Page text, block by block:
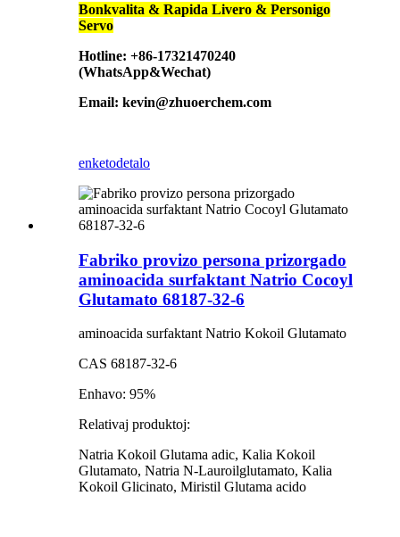
Bonkvalita & Rapida Livero & Personigo
Servo
Hotline: +86-17321470240
(WhatsApp&Wechat)
Email: kevin@zhuoerchem.com
enketodetalo
Fabriko provizo persona prizorgado
aminoacida surfaktant Natrio Cocoyl
Glutamato 68187-32-6
aminoacida surfaktant Natrio Kokoil Glutamato
CAS 68187-32-6
Enhavo: 95%
Relativaj produktoj:
Natria Kokoil Glutama adic, Kalia Kokoil
Glutamato, Natria N-Lauroilglutamato, Kalia
Kokoil Glicinato, Miristil Glutama acido